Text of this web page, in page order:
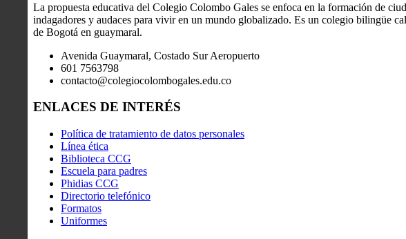
La propuesta educativa del Colegio Colombo Gales se enfoca en la formación de
indagadores y audaces para vivir en un mundo globalizado. Es un colegio bilingüe
de Bogotá en guaymaral.
Avenida Guaymaral, Costado Sur Aeropuerto
601 7563798
contacto@colegiocolombogales.edu.co
ENLACES DE INTERÉS
Política de tratamiento de datos personales
Línea ética
Biblioteca CCG
Escuela para padres
Phidias CCG
Directorio telefónico
Formatos
Uniformes